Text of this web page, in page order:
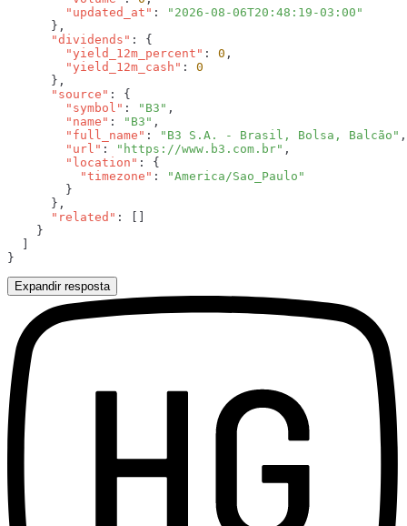
        "updated_at"
:
      "dividends"
        "yield_12m_percent"
: 0
        "yield_12m_cash"
:
      "source"
        "symbol"
: "B3"
        "name"
: "B3"
        "full_name"
:
"B3 S.A. - Brasil, Bolsa, Balcão"
        "url"
: "https://www.b3.com.br"
        "location"
          "timezone"
:
      "related"
Expandir resposta